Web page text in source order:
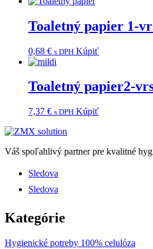
Toaletný papier 1-
0,68 € s DPH Kúpiť
Toaletný papier2-
7,37 € s DPH Kúpiť
Váš spoľahlivý partner pre kvalitné
Sledova
Sledova
Kategórie
Hygienické potreby 100% celulóza